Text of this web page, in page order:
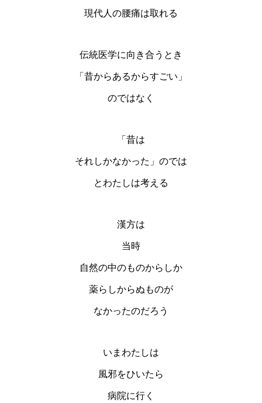
現代人の腰痛は取れる
伝統医学に向き合うとき
「昔からあるからすごい」
のではなく
「昔は
それしかなかった」のでは
とわたしは考える
漢方は
当時
自然の中のものからしか
薬らしからぬものが
なかったのだろう
いまわたしは
風邪をひいたら
病院に行く